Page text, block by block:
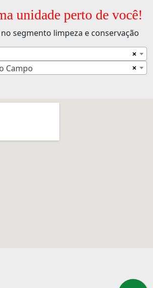
unidade perto de você!
segmento limpeza e conservação
×
×
Campo